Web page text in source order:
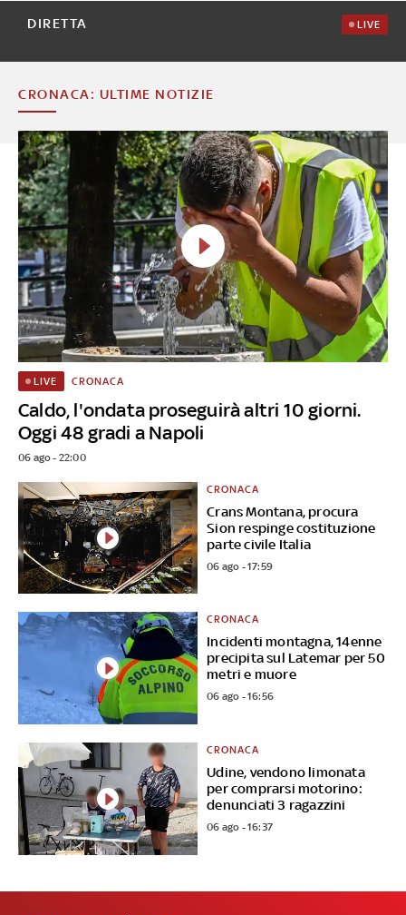
DIRETTA LIVE
CRONACA: ULTIME NOTIZIE
Caldo, l'ondata proseguirà altri 10 giorni.
Oggi 48 gradi a Napoli
LIVE CRONACA
06 ago - 22:00
Crans Montana, procura
Sion respinge costituzione
parte civile Italia
CRONACA
06 ago - 17:59
Incidenti montagna, 14enne
precipita sul Latemar per 50
metri e muore
CRONACA
06 ago - 16:56
Udine, vendono limonata
per comprarsi motorino:
denunciati 3 ragazzini
CRONACA
06 ago - 16:37